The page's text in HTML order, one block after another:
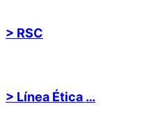
> RSC
> Línea Ética …